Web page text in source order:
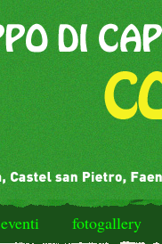
eventi fotogallery